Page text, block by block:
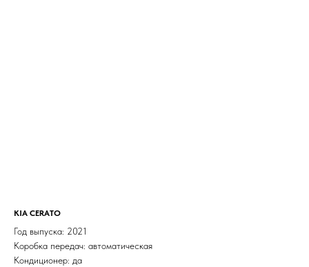
KIA CERATO
Год выпуска: 2021
Коробка передач: автоматическая
Кондиционер: да